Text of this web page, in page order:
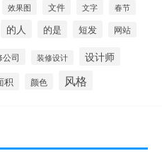
效果图 文件 文字 春节
的人 的是 短发 网站
公司 装修设计 设计师
积 颜色 风格